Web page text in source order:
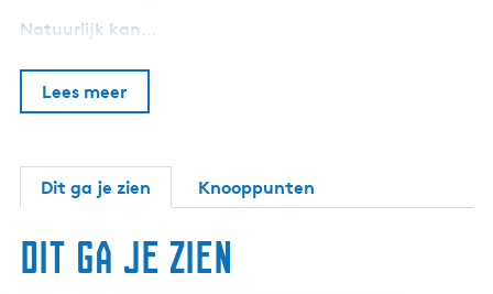
Natuurlijk kan…
Lees meer
Dit ga je zien Knooppunten
Dit ga je zien